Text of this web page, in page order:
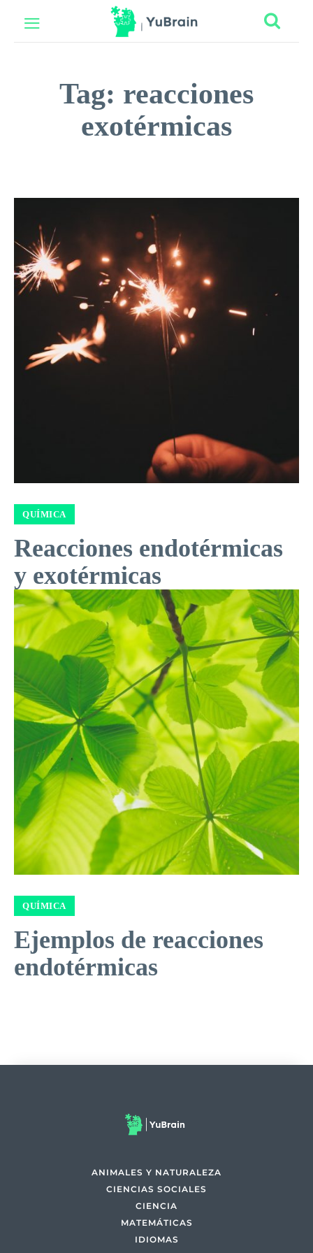
Tag: reacciones
exotérmicas
QUÍMICA
Reacciones endotérmicas
y exotérmicas
QUÍMICA
Ejemplos de reacciones
endotérmicas
ANIMALES Y NATURALEZA
CIENCIAS SOCIALES
CIENCIA
MATEMÁTICAS
IDIOMAS